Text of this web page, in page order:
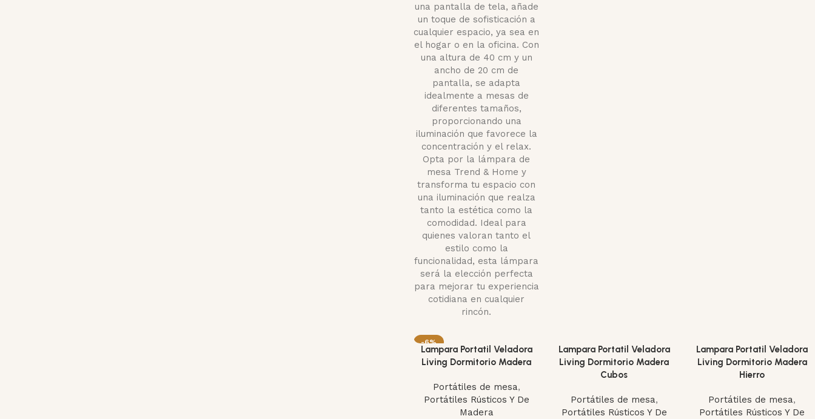
una pantalla de tela, añade
un toque de sofisticación a
cualquier espacio, ya sea en
el hogar o en la oficina. Con
una altura de 40 cm y un
ancho de 20 cm de
pantalla, se adapta
idealmente a mesas de
diferentes tamaños,
proporcionando una
iluminación que favorece la
concentración y el relax.
Opta por la lámpara de
mesa Trend & Home y
transforma tu espacio con
una iluminación que realza
tanto la estética como la
comodidad. Ideal para
quienes valoran tanto el
estilo como la
funcionalidad, esta lámpara
será la elección perfecta
para mejorar tu experiencia
cotidiana en cualquier
rincón.
-6%
NUEVO
Lampara Portatil Veladora
Living Dormitorio Madera
Portátiles de mesa,
Portátiles Rústicos Y De
Madera
Lampara Portatil Veladora
Living Dormitorio Madera
Cubos
Portátiles de mesa,
Portátiles Rústicos Y De
Lampara Portatil Veladora
Living Dormitorio Madera
Hierro
Portátiles de mesa,
Portátiles Rústicos Y De